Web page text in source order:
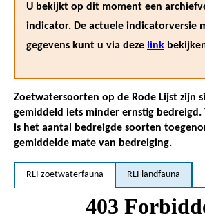
U bekijkt op dit moment een
indicator. De actuele indicatorversie
gegevens kunt u via deze link
Zoetwatersoorten op de Rode Lijst zijn
gemiddeld iets minder ernstig bedreigd.
is het aantal bedreigde soorten
gemiddelde mate van bedreiging.
RLI zoetwaterfauna RLI landfauna